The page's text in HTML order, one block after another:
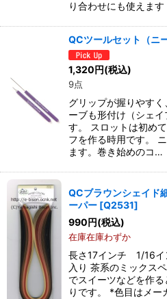
り合わせにも使えま
QCツールセット（ニ
1,320円(税込)
9点
グリップが握りやす
ーブも形付け（シェ
す。 スロットは初め
フを作る時用です。
ます。巻き始めのコ…
QCブラウンシェイド
ーパー [Q2531]
990円(税込)
在庫在庫わずか
長さ17インチ 1/16
入り 茶系のミックス
でスイーツなどを作
りです。 *色目はメ